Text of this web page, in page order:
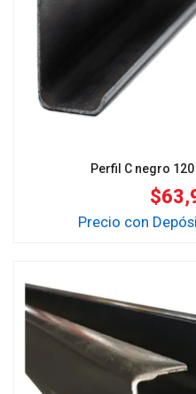
Perfil C negro
$
Precio con